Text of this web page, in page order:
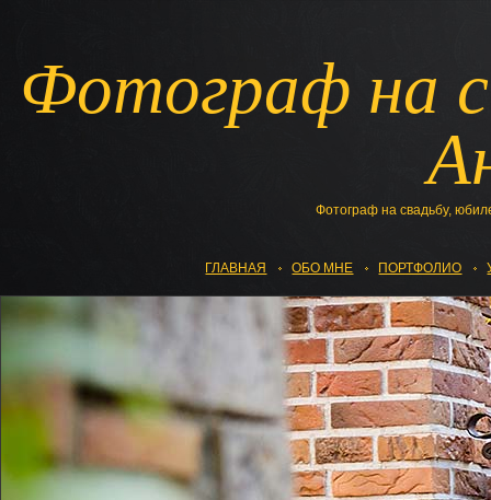
Фотограф на
Фотограф на свадьбу,
ГЛАВНАЯ ОБО МНЕ ПОРТФОЛИО